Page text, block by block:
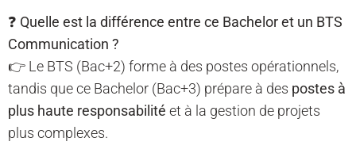
❓ Quelle est la différence entre ce Bachelor et un BTS
Communication ?
👉 Le BTS (Bac+2) forme à des postes opérationnels,
tandis que ce Bachelor (Bac+3) prépare à des postes à
plus haute responsabilité et à la gestion de projets
plus complexes.